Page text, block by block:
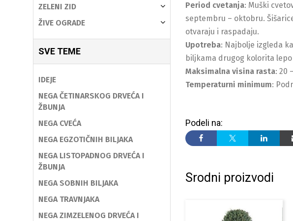
ZELENI ZID
ŽIVE OGRADE
SVE TEME
IDEJE
NEGA ČETINARSKOG DRVEĆA I
ŽBUNJA
NEGA CVEĆA
NEGA EGZOTIČNIH BILJAKA
NEGA LISTOPADNOG DRVEĆA I
ŽBUNJA
NEGA SOBNIH BILJAKA
NEGA TRAVNJAKA
NEGA ZIMZELENOG DRVEĆA I
Period cvetanja: Muški
septembru – oktobru.
otvaraju i raspadaju.
Upotreba: Najbolje izgleda
biljkama drugog kolorita
Maksimalna visina rasta: 20
Temperaturni minimum:
Podeli na:
Srodni proizvodi